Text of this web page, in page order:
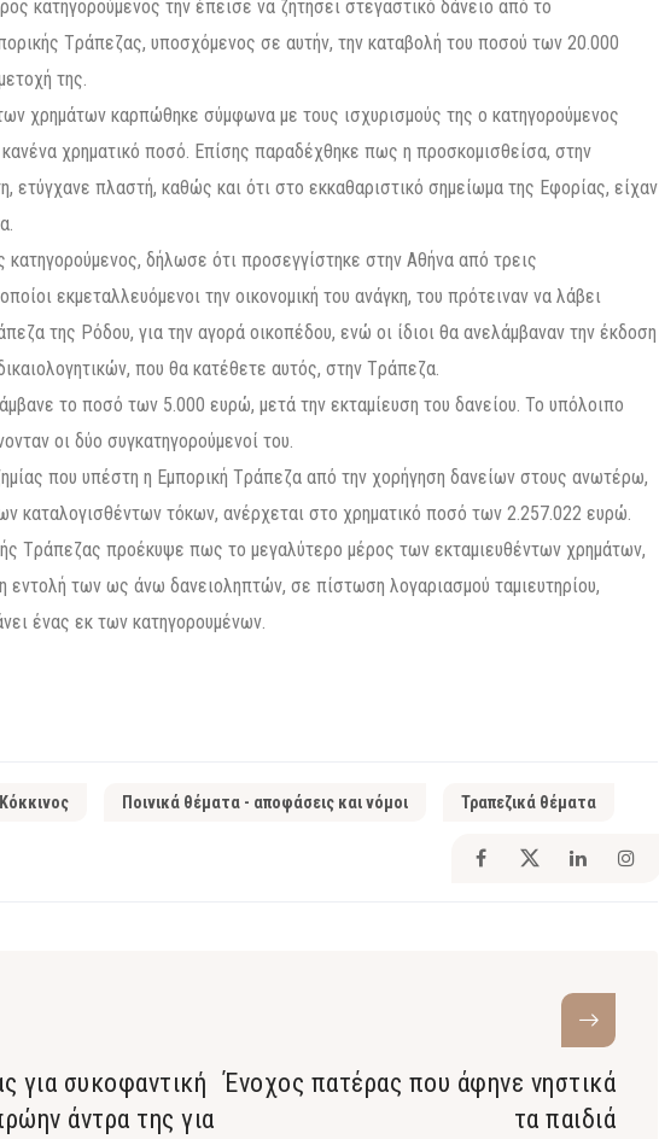
κατηγορούμενος την έπεισε να ζητήσει στεγαστικό δάνειο από το
Tράπεζας, υποσχόμενος σε αυτήν, την καταβολή του ποσού των 20.000
της.
χρημάτων καρπώθηκε σύμφωνα με τους ισχυρισμούς της ο κατηγορούμενος
χρηματικό ποσό. Επίσης παραδέχθηκε πως η προσκομισθείσα, στην
ετύγχανε πλαστή, καθώς και ότι στο εκκαθαριστικό σημείωμα της Εφορίας, είχαν
δήλωσε ότι προσεγγίστηκε στην Aθήνα από τρεις
εκμεταλλευόμενοι την οικονομική του ανάγκη, του πρότειναν να λάβει
της Pόδου, για την αγορά οικοπέδου, ενώ οι ίδιοι θα ανελάμβαναν την έκδοση
που θα κατέθετε αυτός, στην Tράπεζα.
το ποσό των 5.000 ευρώ, μετά την εκταμίευση του δανείου. Το υπόλοιπο
οι δύο συγκατηγορούμενοί του.
που υπέστη η Eμπορική Tράπεζα από την χορήγηση δανείων στους ανωτέρω,
καταλογισθέντων τόκων, ανέρχεται στο χρηματικό ποσό των 2.257.022 ευρώ.
Tράπεζας προέκυψε πως το μεγαλύτερο μέρος των εκταμιευθέντων χρημάτων,
εντολή των ως άνω δανειοληπτών, σε πίστωση λογαριασμού ταμιευτηρίου,
ένας εκ των κατηγορουμένων.
Ποινικά θέματα - αποφάσεις και νόμοι Τραπεζικά θέματα
για συκοφαντική
άντρα της για
Ένοχος πατέρας που άφηνε νηστικά
τα παιδιά